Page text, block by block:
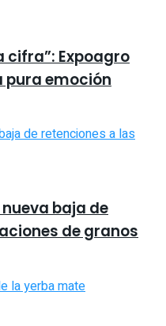
cifra”: Expoagro
pura emoción
baja de
de granos